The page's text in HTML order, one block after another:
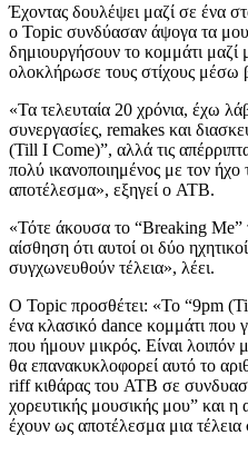
Έχοντας δουλέψει μαζί σε ένα
ο Topic συνδύασαν άψογα τα
δημιουργήσουν το κομμάτι μαζί
ολοκλήρωσε τους στίχους μέσω
«Τα τελευταία 20 χρόνια, έχω
συνεργασίες, remakes και
(Till I Come)”, αλλά τις
πολύ ικανοποιημένος με τον ήχο
αποτέλεσμα», εξηγεί ο ATB.
«Τότε άκουσα το “Breaking Me”
αίσθηση ότι αυτοί οι δύο
συγχωνευθούν τέλεια», λέει.
Ο Topic προσθέτει: «Το “9pm
ένα κλασικό dance κομμάτι που
που ήμουν μικρός. Είναι λοιπόν
θα επανακυκλοφορεί αυτό το
riff κιθάρας του ATB σε
χορευτικής μουσικής μου” και
έχουν ως αποτέλεσμα μια